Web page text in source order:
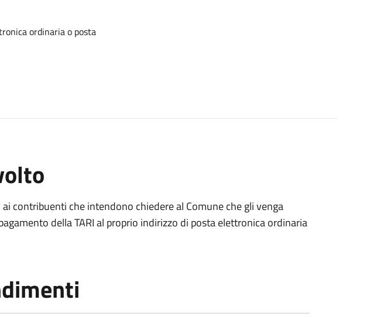
ordinaria o posta
contribuenti che intendono chiedere al Comune che gli venga
della TARI al proprio indirizzo di posta elettronica ordinaria